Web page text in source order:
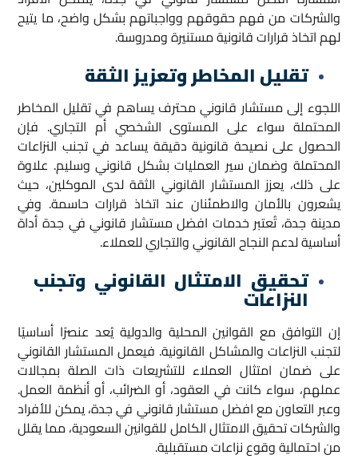
والشركات من فهم حقوقهم وواجباتهم بشكل واضح، ما يتيح
لهم اتخاذ قرارات قانونية مستنيرة ومدروسة.
تقليل المخاطر وتعزيز الثقة
اللجوء إلى مستشار قانوني محترف يساهم في تقليل المخاطر
المحتملة سواء على المستوى الشخصي أم التجاري. فإن
الحصول على نصيحة قانونية دقيقة يساعد في تجنب النزاعات
المحتملة وضمان سير العمليات بشكل قانوني وسليم. علاوة
على ذلك، يعزز المستشار القانوني الثقة لدى الموكلين، حيث
يشعرون بالأمان والاطمئنان عند اتخاذ قرارات حاسمة. وفي
مدينة جدة، تُعتبر خدمات افضل مستشار قانوني في جدة أداة
أساسية لدعم النجاح القانوني والتجاري للعملاء.
تحقيق الامتثال القانوني وتجنب
النزاعات
إن التوافق مع القوانين المحلية والدولية يُعد عنصرًا أساسيًا
لتجنب النزاعات والمشاكل القانونية. فيعمل المستشار القانوني
على ضمان امتثال العملاء للتشريعات ذات الصلة بمجالات
عملهم، سواء كانت في العقود، أو الضرائب، أو أنظمة العمل.
وعبر التعاون مع افضل مستشار قانوني في جدة، يمكن للأفراد
والشركات تحقيق الامتثال الكامل للقوانين السعودية، مما يقلل
من احتمالية وقوع نزاعات مستقبلية.